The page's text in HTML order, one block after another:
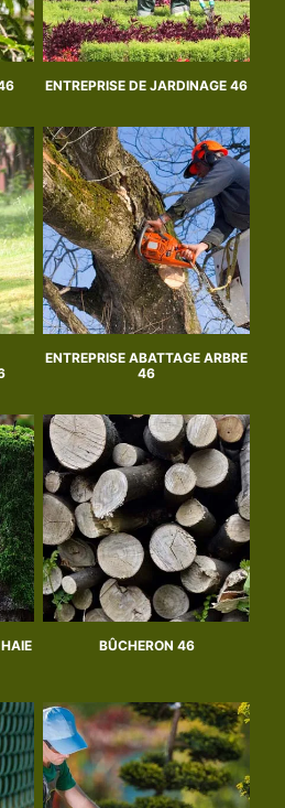
ENTREPRISE DE JARDINAGE 46
ENTREPRISE ABATTAGE ARBRE
46
BÛCHERON 46